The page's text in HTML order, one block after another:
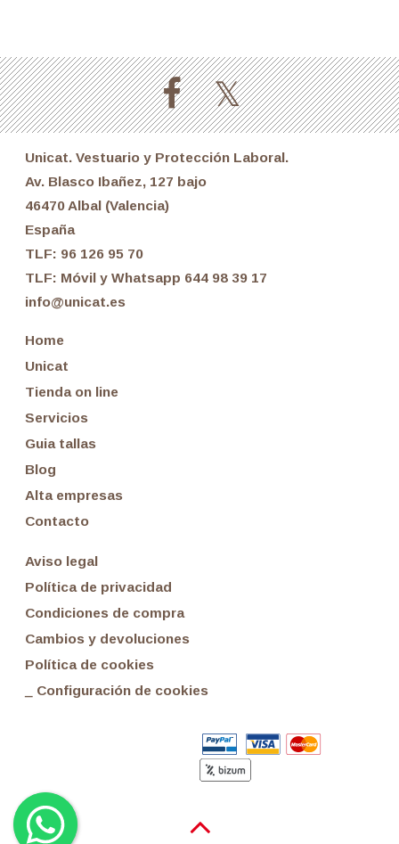
Unicat. Vestuario y Protección Laboral.
Av. Blasco Ibañez, 127 bajo
46470 Albal (Valencia)
España
TLF: 96 126 95 70
TLF: Móvil y Whatsapp 644 98 39 17
info@unicat.es
Home
Unicat
Tienda on line
Servicios
Guia tallas
Blog
Alta empresas
Contacto
Aviso legal
Política de privacidad
Condiciones de compra
Cambios y devoluciones
Política de cookies
_ Configuración de cookies